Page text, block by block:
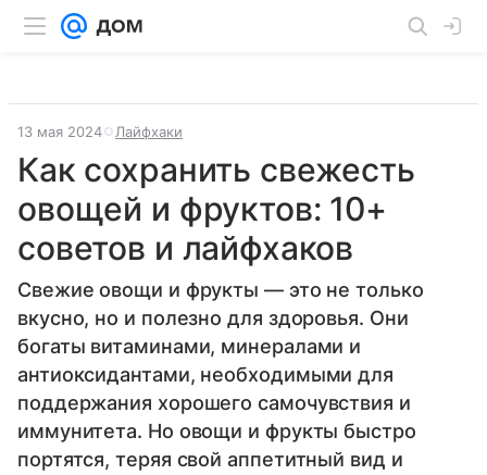
13 мая 2024 Лайфхаки
Как сохранить свежесть
овощей и фруктов: 10+
советов и лайфхаков
Свежие овощи и фрукты — это не только
вкусно, но и полезно для здоровья. Они
богаты витаминами, минералами и
антиоксидантами, необходимыми для
поддержания хорошего самочувствия и
иммунитета. Но овощи и фрукты быстро
портятся, теряя свой аппетитный вид и